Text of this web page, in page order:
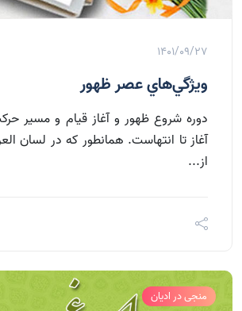
1401/09/27
ويژگي‌هاي عصر ظهور
دوره شروع ظهور و آغاز قيام و مسير
آغاز تا انتهاست. همانطور كه در لسان
از...
منجی در ادیان